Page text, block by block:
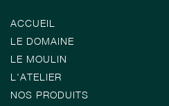
ACCUEIL
LE DOMAINE
LE MOULIN
L'ATELIER
NOS PRODUITS